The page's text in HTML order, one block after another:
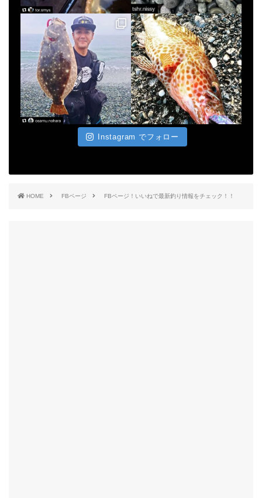
Instagram でフォロー
HOME FBページ FBページ！いいねで最新釣り情報をチェック！！